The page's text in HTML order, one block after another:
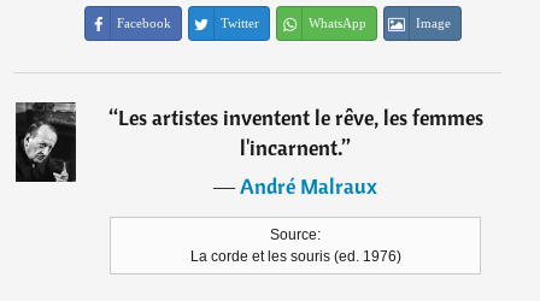
Facebook Twitter WhatsApp Image
“Les artistes inventent le rêve, les femmes
l'incarnent.”
―André Malraux
Source:
La corde et les souris (ed. 1976)